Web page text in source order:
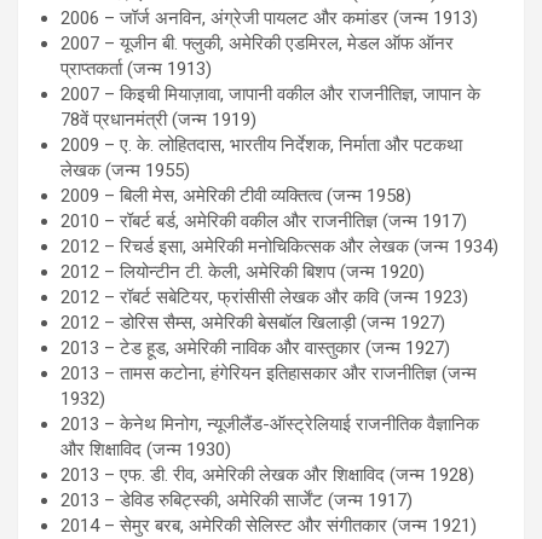
2006 – जॉर्ज अनविन, अंग्रेजी पायलट और कमांडर (जन्म 1913)
2007 – यूजीन बी. फ्लुकी, अमेरिकी एडमिरल, मेडल ऑफ ऑनर
प्राप्तकर्ता (जन्म 1913)
2007 – किइची मियाज़ावा, जापानी वकील और राजनीतिज्ञ, जापान के
78वें प्रधानमंत्री (जन्म 1919)
2009 – ए. के. लोहितदास, भारतीय निर्देशक, निर्माता और पटकथा
लेखक (जन्म 1955)
2009 – बिली मेस, अमेरिकी टीवी व्यक्तित्व (जन्म 1958)
2010 – रॉबर्ट बर्ड, अमेरिकी वकील और राजनीतिज्ञ (जन्म 1917)
2012 – रिचर्ड इसा, अमेरिकी मनोचिकित्सक और लेखक (जन्म 1934)
2012 – लियोन्टीन टी. केली, अमेरिकी बिशप (जन्म 1920)
2012 – रॉबर्ट सबेटियर, फ्रांसीसी लेखक और कवि (जन्म 1923)
2012 – डोरिस सैम्स, अमेरिकी बेसबॉल खिलाड़ी (जन्म 1927)
2013 – टेड हूड, अमेरिकी नाविक और वास्तुकार (जन्म 1927)
2013 – तामस कटोना, हंगेरियन इतिहासकार और राजनीतिज्ञ (जन्म
1932)
2013 – केनेथ मिनोग, न्यूजीलैंड-ऑस्ट्रेलियाई राजनीतिक वैज्ञानिक
और शिक्षाविद (जन्म 1930)
2013 – एफ. डी. रीव, अमेरिकी लेखक और शिक्षाविद (जन्म 1928)
2013 – डेविड रुबिट्स्की, अमेरिकी सार्जेंट (जन्म 1917)
2014 – सेमुर बरब, अमेरिकी सेलिस्ट और संगीतकार (जन्म 1921)